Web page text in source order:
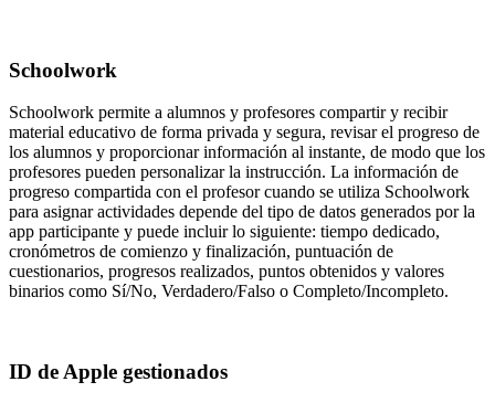
Schoolwork
Schoolwork permite a alumnos y profesores compartir y recibir
material educativo de forma privada y segura, revisar el progreso de
los alumnos y proporcionar información al instante, de modo que los
profesores pueden personalizar la instrucción. La información de
progreso compartida con el profesor cuando se utiliza Schoolwork
para asignar actividades depende del tipo de datos generados por la
app participante y puede incluir lo siguiente: tiempo dedicado,
cronómetros de comienzo y finalización, puntuación de
cuestionarios, progresos realizados, puntos obtenidos y valores
binarios como Sí/No, Verdadero/Falso o Completo/Incompleto.
ID de Apple gestionados